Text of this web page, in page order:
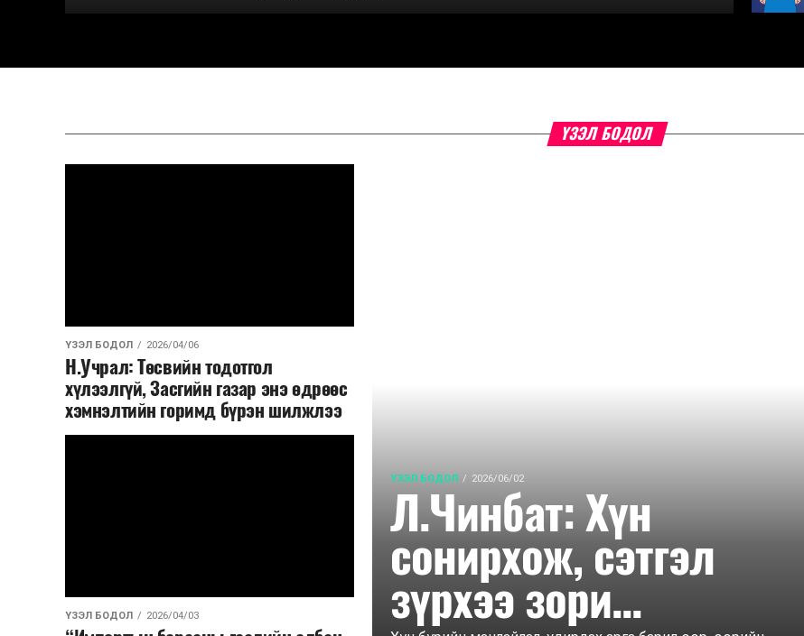
ҮЗЭЛ БОДОЛ
ҮЗЭЛ БОДОЛ 2026/06/02
Л.Чинбат: Хүн
сонирхож, сэтгэл
зүрхээ зори...
ҮЗЭЛ БОДОЛ 2026/04/06
Н.Учрал: Төсвийн тодотгол
хүлээлгүй, Засгийн газар энэ өдрөөс
хэмнэлтийн горимд бүрэн шилжлээ
ҮЗЭЛ БОДОЛ 2026/04/03